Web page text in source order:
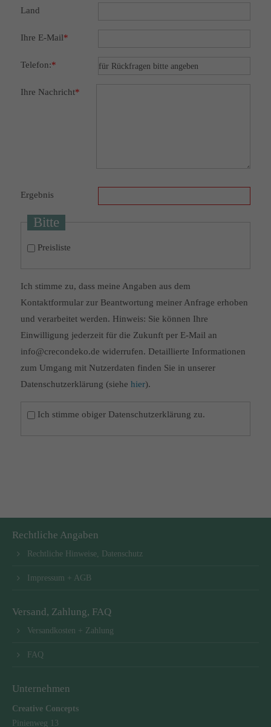
Land
Ihre E-Mail*
Telefon:*
Ihre Nachricht*
Ergebnis
Bitte
Preisliste
Ich stimme zu, dass meine Angaben aus dem
Kontaktformular zur Beantwortung meiner Anfrage erhoben
und verarbeitet werden. Hinweis: Sie können Ihre
Einwilligung jederzeit für die Zukunft per E-Mail an
info@crecondeko.de widerrufen. Detaillierte Informationen
zum Umgang mit Nutzerdaten finden Sie in unserer
Datenschutzerklärung (siehe hier).
Ich stimme obiger Datenschutzerklärung zu.
Rechtliche Angaben
Rechtliche Hinweise, Datenschutz
Impressum + AGB
Versand, Zahlung, FAQ
Versandkosten + Zahlung
FAQ
Unternehmen
Creative Concepts
Pinienweg 13